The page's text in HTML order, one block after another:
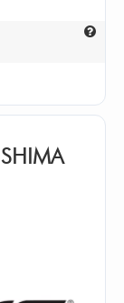
SHIMA